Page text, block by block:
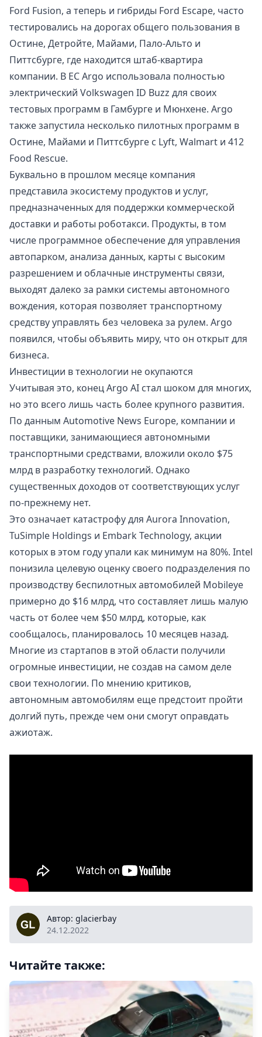
Ford Fusion, а теперь и гибриды Ford Escape, часто
тестировались на дорогах общего пользования в
Остине, Детройте, Майами, Пало-Альто и
Питтсбурге, где находится штаб-квартира
компании. В ЕС Argo использовала полностью
электрический Volkswagen ID Buzz для своих
тестовых программ в Гамбурге и Мюнхене. Argo
также запустила несколько пилотных программ в
Остине, Майами и Питтсбурге с Lyft, Walmart и 412
Food Rescue.
Буквально в прошлом месяце компания
представила экосистему продуктов и услуг,
предназначенных для поддержки коммерческой
доставки и работы роботакси. Продукты, в том
числе программное обеспечение для управления
автопарком, анализа данных, карты с высоким
разрешением и облачные инструменты связи,
выходят далеко за рамки системы автономного
вождения, которая позволяет транспортному
средству управлять без человека за рулем. Argo
появился, чтобы объявить миру, что он открыт для
бизнеса.
Инвестиции в технологии не окупаются
Учитывая это, конец Argo AI стал шоком для многих,
но это всего лишь часть более крупного развития.
По данным Automotive News Europe, компании и
поставщики, занимающиеся автономными
транспортными средствами, вложили около $75
млрд в разработку технологий. Однако
существенных доходов от соответствующих услуг
по-прежнему нет.
Это означает катастрофу для Aurora Innovation,
TuSimple Holdings и Embark Technology, акции
которых в этом году упали как минимум на 80%. Intel
понизила целевую оценку своего подразделения по
производству беспилотных автомобилей Mobileye
примерно до $16 млрд, что составляет лишь малую
часть от более чем $50 млрд, которые, как
сообщалось, планировалось 10 месяцев назад.
Многие из стартапов в этой области получили
огромные инвестиции, не создав на самом деле
свои технологии. По мнению критиков,
автономным автомобилям еще предстоит пройти
долгий путь, прежде чем они смогут оправдать
ажиотаж.
glacierbayАвтор: glacierbay
24.12.2022
Читайте также: